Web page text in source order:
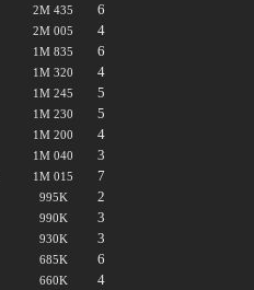
2M 435 6
2M 005 4
1M 835 6
1M 320 4
1M 245 5
1M 230 5
1M 200 4
1M 040 3
1M 015 7
995K 2
990K 3
930K 3
685K 6
660K 4